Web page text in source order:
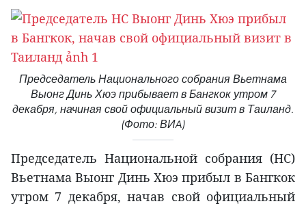
Председатель Национального собрания Вьетнама
Выонг Динь Хюэ прибывает в Бангкок утром 7
декабря, начиная свой официальный визит в Таиланд.
(Фото: ВИA)
Председатель Национальной собрания (НС)
Вьетнама Выонг Динь Хюэ прибыл в Бангкок
утром 7 декабря, начав свой официальный